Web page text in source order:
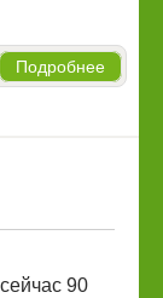
Подробнее
90